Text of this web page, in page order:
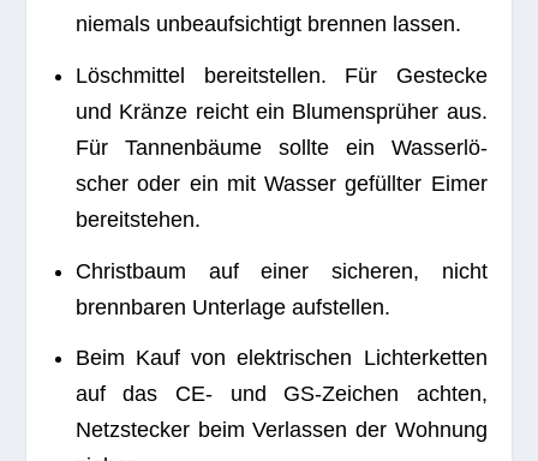
nie­mals unbe­auf­sich­tigt bren­nen lassen.
Lösch­mit­tel bereit­stel­len. Für Geste­cke
und Kränze reicht ein Blu­men­sprü­her aus.
Für Tan­nen­bäume sollte ein Was­ser­lö­
scher oder ein mit Was­ser gefüll­ter Eimer
bereitstehen.
Christ­baum auf einer siche­ren, nicht
brenn­ba­ren Unter­lage aufstellen.
Beim Kauf von elek­tri­schen Lich­ter­ket­ten
auf das CE- und GS-Zei­chen ach­ten,
Netz­ste­cker beim Ver­las­sen der Woh­nung